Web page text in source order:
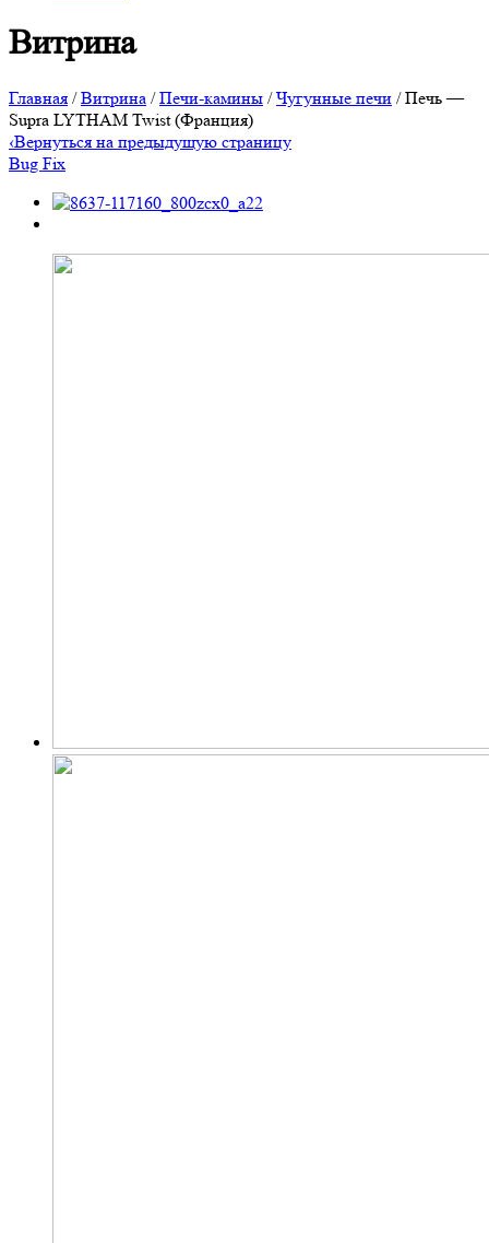
Витрина
Главная /Витрина /Печи-камины /Чугунные печи / Печь —
Supra LYTHAM Twist (Франция)
‹Вернуться на предыдущую страницу
Bug Fix